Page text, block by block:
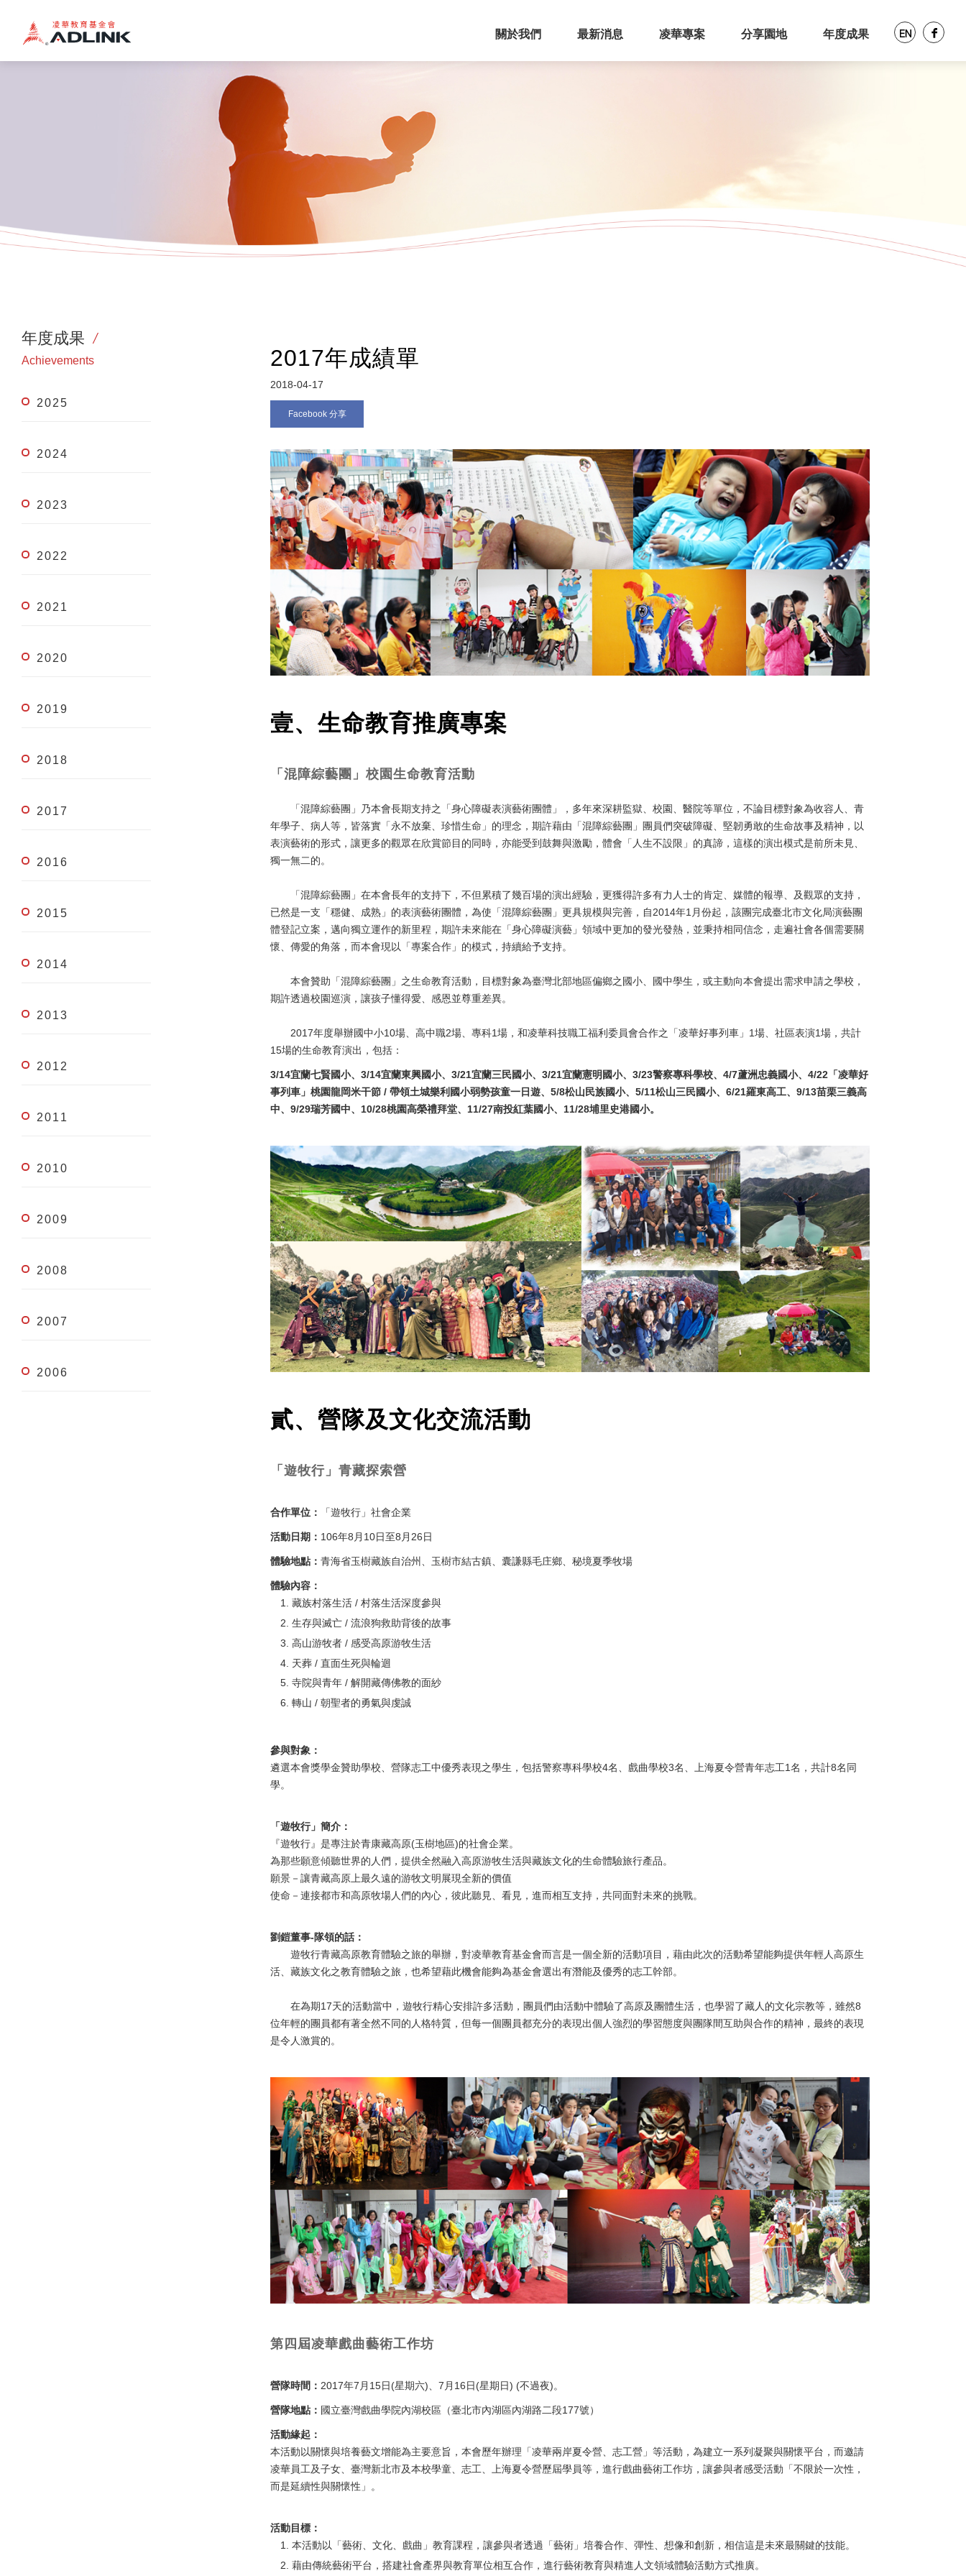
關於我們 最新消息 凌華專案 分享園地 年度成果
年度成果
Achievements
2025
2024
2023
2022
2021
2020
2019
2018
2017
2016
2015
2014
2013
2012
2011
2010
2009
2008
2007
2006
2017年成績單
2018-04-17
Facebook 分享
壹、生命教育推廣專案
「混障綜藝團」校園生命教育活動
「混障綜藝團」乃本會長期支持之「身心障礙表演藝術團體」，多年來深耕監獄、校園、醫院等單位，不論目標對象為收容人、青
年學子、病人等，皆落實「永不放棄、珍惜生命」的理念，期許藉由「混障綜藝團」團員們突破障礙、堅韌勇敢的生命故事及精神，以
表演藝術的形式，讓更多的觀眾在欣賞節目的同時，亦能受到鼓舞與激勵，體會「人生不設限」的真諦，這樣的演出模式是前所未見、
獨一無二的。
「混障綜藝團」在本會長年的支持下，不但累積了幾百場的演出經驗，更獲得許多有力人士的肯定、媒體的報導、及觀眾的支持，
已然是一支「穩健、成熟」的表演藝術團體，為使「混障綜藝團」更具規模與完善，自2014年1月份起，該團完成臺北市文化局演藝團
體登記立案，邁向獨立運作的新里程，期許未來能在「身心障礙演藝」領域中更加的發光發熱，並秉持相同信念，走遍社會各個需要關
懷、傳愛的角落，而本會現以「專案合作」的模式，持續給予支持。
本會贊助「混障綜藝團」之生命教育活動，目標對象為臺灣北部地區偏鄉之國小、國中學生，或主動向本會提出需求申請之學校，
期許透過校園巡演，讓孩子懂得愛、感恩並尊重差異。
2017年度舉辦國中小10場、高中職2場、專科1場，和凌華科技職工福利委員會合作之「凌華好事列車」1場、社區表演1場，共計
15場的生命教育演出，包括：
3/14宜蘭七賢國小、3/14宜蘭東興國小、3/21宜蘭三民國小、3/21宜蘭憲明國小、3/23警察專科學校、4/7蘆洲忠義國小、4/22「凌華好
事列車」桃園龍岡米干節 / 帶領土城樂利國小弱勢孩童一日遊、5/8松山民族國小、5/11松山三民國小、6/21羅東高工、9/13苗栗三義高
中、9/29瑞芳國中、10/28桃園高榮禮拜堂、11/27南投紅葉國小、11/28埔里史港國小。
貳、營隊及文化交流活動
「遊牧行」青藏探索營
合作單位： 「遊牧行」社會企業
活動日期： 106年8月10日至8月26日
體驗地點：青海省玉樹藏族自治州、玉樹市結古鎮、囊謙縣毛庄鄉、秘境夏季牧場
體驗內容：
藏族村落生活 / 村落生活深度參與
生存與滅亡 / 流浪狗救助背後的故事
高山游牧者 / 感受高原游牧生活
天葬 / 直面生死與輪迴
寺院與青年 / 解開藏傳佛教的面紗
轉山 / 朝聖者的勇氣與虔誠
參與對象：
遴選本會獎學金贊助學校、營隊志工中優秀表現之學生，包括警察專科學校4名、戲曲學校3名、上海夏令營青年志工1名，共計8名同
學。
「遊牧行」簡介：
『遊牧行』是專注於青康藏高原(玉樹地區)的社會企業。
為那些願意傾聽世界的人們，提供全然融入高原游牧生活與藏族文化的生命體驗旅行產品。
願景－讓青藏高原上最久遠的游牧文明展現全新的價值
使命－連接都市和高原牧場人們的內心，彼此聽見、看見，進而相互支持，共同面對未來的挑戰。
劉鎧董事-隊領的話：
遊牧行青藏高原教育體驗之旅的舉辦，對凌華教育基金會而言是一個全新的活動項目，藉由此次的活動希望能夠提供年輕人高原生
活、藏族文化之教育體驗之旅，也希望藉此機會能夠為基金會選出有潛能及優秀的志工幹部。
在為期17天的活動當中，遊牧行精心安排許多活動，團員們由活動中體驗了高原及團體生活，也學習了藏人的文化宗教等，雖然8
位年輕的團員都有著全然不同的人格特質，但每一個團員都充分的表現出個人強烈的學習態度與團隊間互助與合作的精神，最終的表現
是令人激賞的。
第四屆凌華戲曲藝術工作坊
營隊時間：2017年7月15日(星期六)、7月16日(星期日) (不過夜)。
營隊地點： 國立臺灣戲曲學院內湖校區（臺北市內湖區內湖路二段177號）
活動緣起：
本活動以關懷與培養藝文增能為主要意旨，本會歷年辦理「凌華兩岸夏令營、志工營」等活動，為建立一系列凝聚與關懷平台，而邀請
凌華員工及子女、臺灣新北市及本校學童、志工、上海夏令營歷屆學員等，進行戲曲藝術工作坊，讓參與者感受活動「不限於一次性，
而是延續性與關懷性」。
活動目標：
本活動以「藝術、文化、戲曲」教育課程，讓參與者透過「藝術」培養合作、彈性、想像和創新，相信這是未來最關鍵的技能。
藉由傳統藝術平台，搭建社會產界與教育單位相互合作，進行藝術教育與精進人文領域體驗活動方式推廣。